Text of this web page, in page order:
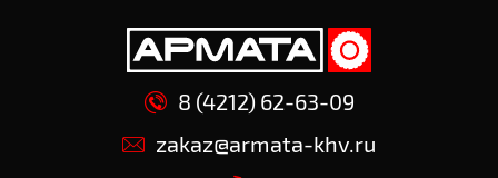
8 (4212) 62-63-09
zakaz@armata-khv.ru